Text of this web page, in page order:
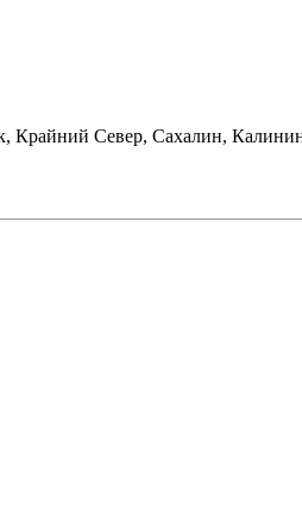
Крайний Север, Сахалин,